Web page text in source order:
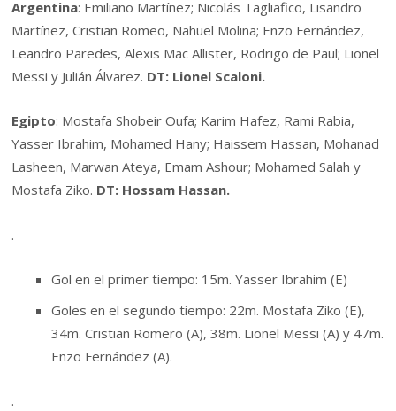
Argentina: Emiliano Martínez; Nicolás Tagliafico, Lisandro
Martínez, Cristian Romeo, Nahuel Molina; Enzo Fernández,
Leandro Paredes, Alexis Mac Allister, Rodrigo de Paul; Lionel
Messi y Julián Álvarez. DT: Lionel Scaloni.
Egipto: Mostafa Shobeir Oufa; Karim Hafez, Rami Rabia,
Yasser Ibrahim, Mohamed Hany; Haissem Hassan, Mohanad
Lasheen, Marwan Ateya, Emam Ashour; Mohamed Salah y
Mostafa Ziko. DT: Hossam Hassan.
.
Gol en el primer tiempo: 15m. Yasser Ibrahim (E)
Goles en el segundo tiempo: 22m. Mostafa Ziko (E),
34m. Cristian Romero (A), 38m. Lionel Messi (A) y 47m.
Enzo Fernández (A).
.